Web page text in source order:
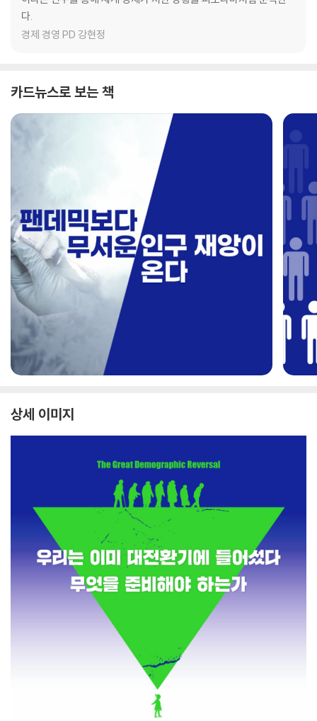
다.
경제 경영 PD 강현정
카드뉴스로 보는 책
상세 이미지